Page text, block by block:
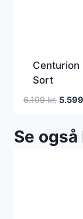
Centurion
Sort
6.199kr. Den
pris
var:
5.599
Se